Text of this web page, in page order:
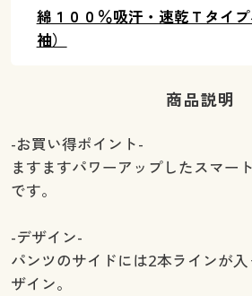
綿１００％吸汗・速乾Ｔタイ
袖）
商品説明
-お買い得ポイント-
ますますパワーアップしたスマー
です。
-デザイン-
パンツのサイドには2本ラインが
ザイン。